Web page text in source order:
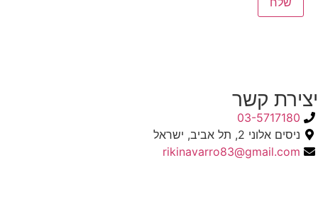
יצירת קשר
03-5717180
ניסים אלוני 2, תל אביב, ישראל
rikinavarro83@gmail.com